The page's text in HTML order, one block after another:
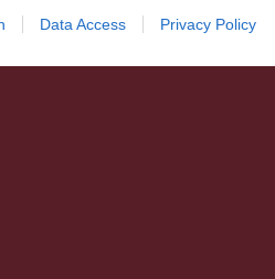
Data Access Privacy Policy